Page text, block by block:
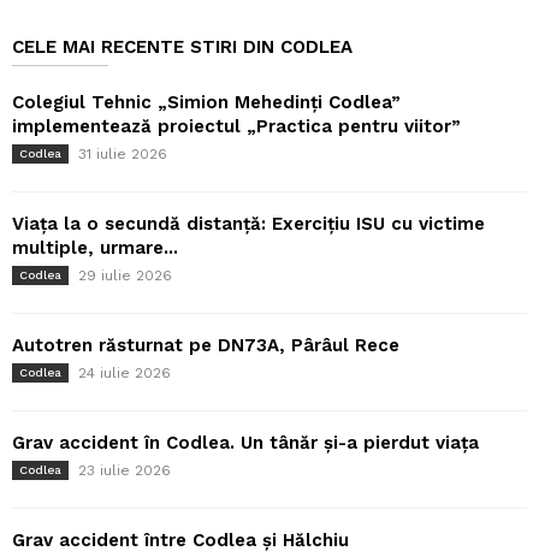
CELE MAI RECENTE STIRI DIN CODLEA
Colegiul Tehnic „Simion Mehedinți Codlea”
implementează proiectul „Practica pentru viitor”
Codlea 31 iulie 2026
Viața la o secundă distanță: Exercițiu ISU cu victime
multiple, urmare...
Codlea 29 iulie 2026
Autotren răsturnat pe DN73A, Pârâul Rece
Codlea 24 iulie 2026
Grav accident în Codlea. Un tânăr și-a pierdut viața
Codlea 23 iulie 2026
Grav accident între Codlea și Hălchiu